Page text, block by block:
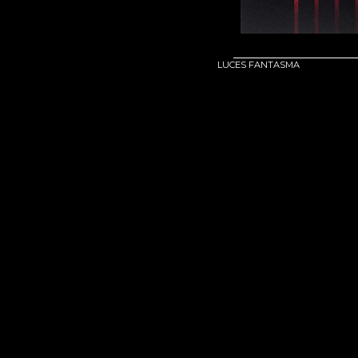
LUCES FANTASMA